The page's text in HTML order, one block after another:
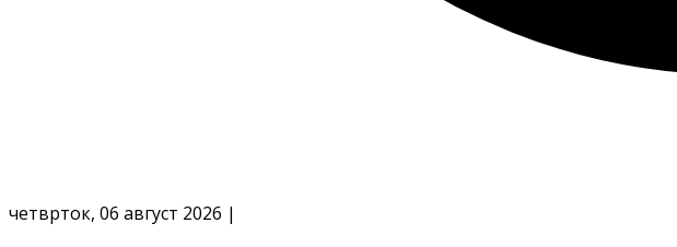
четврток, 06 август 2026 |